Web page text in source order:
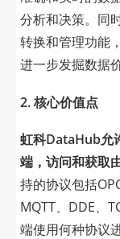
分析和决策。同
转换和管理功能
进一步发掘数据
2. 核心价值点
虹科DataHub允
端，访问和获取
持的协议包括
MQTT、DDE、
端使用何种协议